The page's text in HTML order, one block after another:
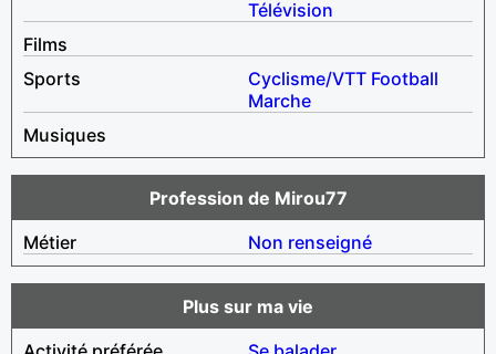
Télévision
Films
Sports
Cyclisme/VTT Football
Marche
Musiques
Profession de Mirou77
Métier
Non renseigné
Plus sur ma vie